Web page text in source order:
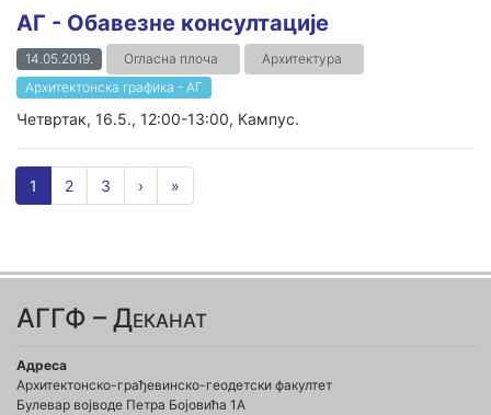
АГ - Обавезне консултације
14.05.2019. Огласна плоча
Архитектура
Архитектонска графика - АГ
Четвртак, 16.5., 12:00-13:00, Кампус.
1 2 3 › »
АГГФ – Деканат
Адреса
Архитектонско-грађевинско-геодетски факултет
Булевар војводе Петра Бојовића 1A